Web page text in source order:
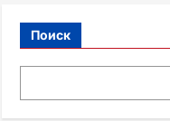
Поиск